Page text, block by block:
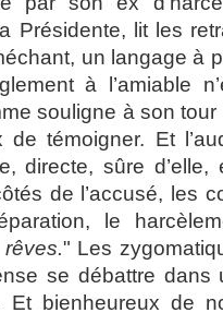
Présidente, lit les
un langage à
à l’amiable
souligne à son tour
de témoigner. Et
directe, sûre d’elle,
de l’accusé, les
le
" Les
se débattre dans
Et bienheureux de